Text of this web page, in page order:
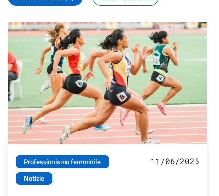
Professionismo femminile
Notizie
11/06/2025